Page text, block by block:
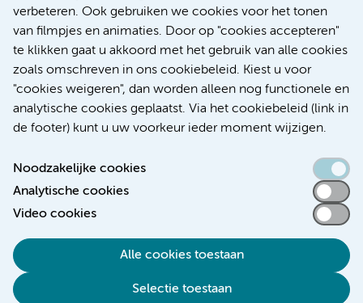
verbeteren. Ook gebruiken we cookies voor het tonen
van filmpjes en animaties. Door op "cookies accepteren"
te klikken gaat u akkoord met het gebruik van alle cookies
zoals omschreven in ons cookiebeleid. Kiest u voor
"cookies weigeren", dan worden alleen nog functionele en
analytische cookies geplaatst. Via het cookiebeleid (link in
de footer) kunt u uw voorkeur ieder moment wijzigen.
Noodzakelijke cookies
Analytische cookies
Video cookies
Alle cookies toestaan
Selectie toestaan
Meer
Toegankelijkheidsverklaring
Algemene privacyverklaring